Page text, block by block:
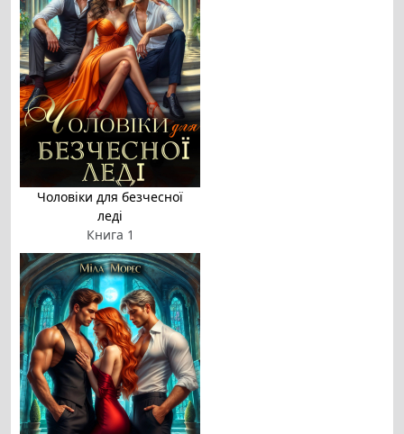
Чоловіки для безчесної
леді
Книга 1